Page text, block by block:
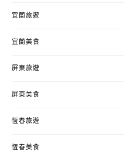
宜蘭旅遊
宜蘭美食
屏東旅遊
屏東美食
恆春旅遊
恆春美食